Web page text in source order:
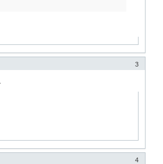
3
4